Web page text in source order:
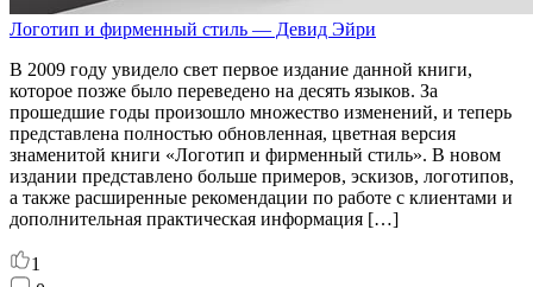
Логотип и фирменный стиль — Девид Эйри
В 2009 году увидело свет первое издание данной книги,
которое позже было переведено на десять языков. За
прошедшие годы произошло множество изменений, и теперь
представлена полностью обновленная, цветная версия
знаменитой книги «Логотип и фирменный стиль». В новом
издании представлено больше примеров, эскизов, логотипов,
а также расширенные рекомендации по работе с клиентами и
дополнительная практическая информация […]
1